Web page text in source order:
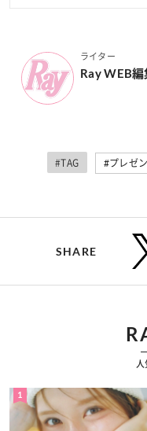
ライター
Ray WEB
#TAG #プレゼ
SHARE
1